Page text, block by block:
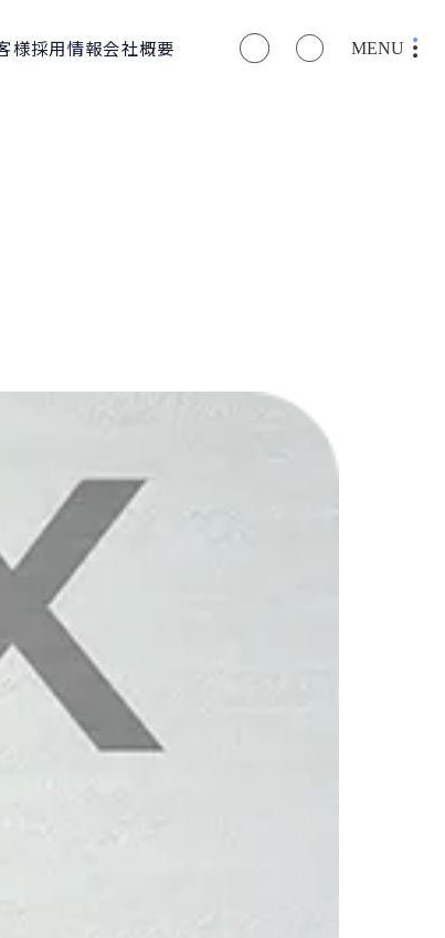
様採用情報会社概要